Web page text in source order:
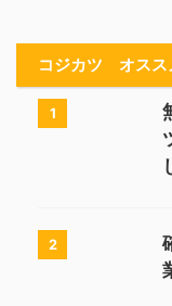
コジカツ オスス
1
2